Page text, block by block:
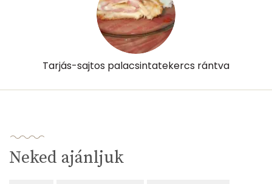
Tarjás-sajtos palacsintatekercs rántva
Neked ajánljuk